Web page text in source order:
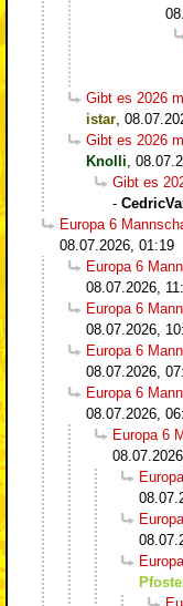
Gibt es 2026
istar
Gibt es 2026
Knolli
Gibt es
-
Europa 6
08.07.2026, 01:19
Europa 6
08.07.2026,
Europa 6
08.07.2026,
Europa 6
08.07.2026,
Europa 6
08.07.2026,
Europa 6